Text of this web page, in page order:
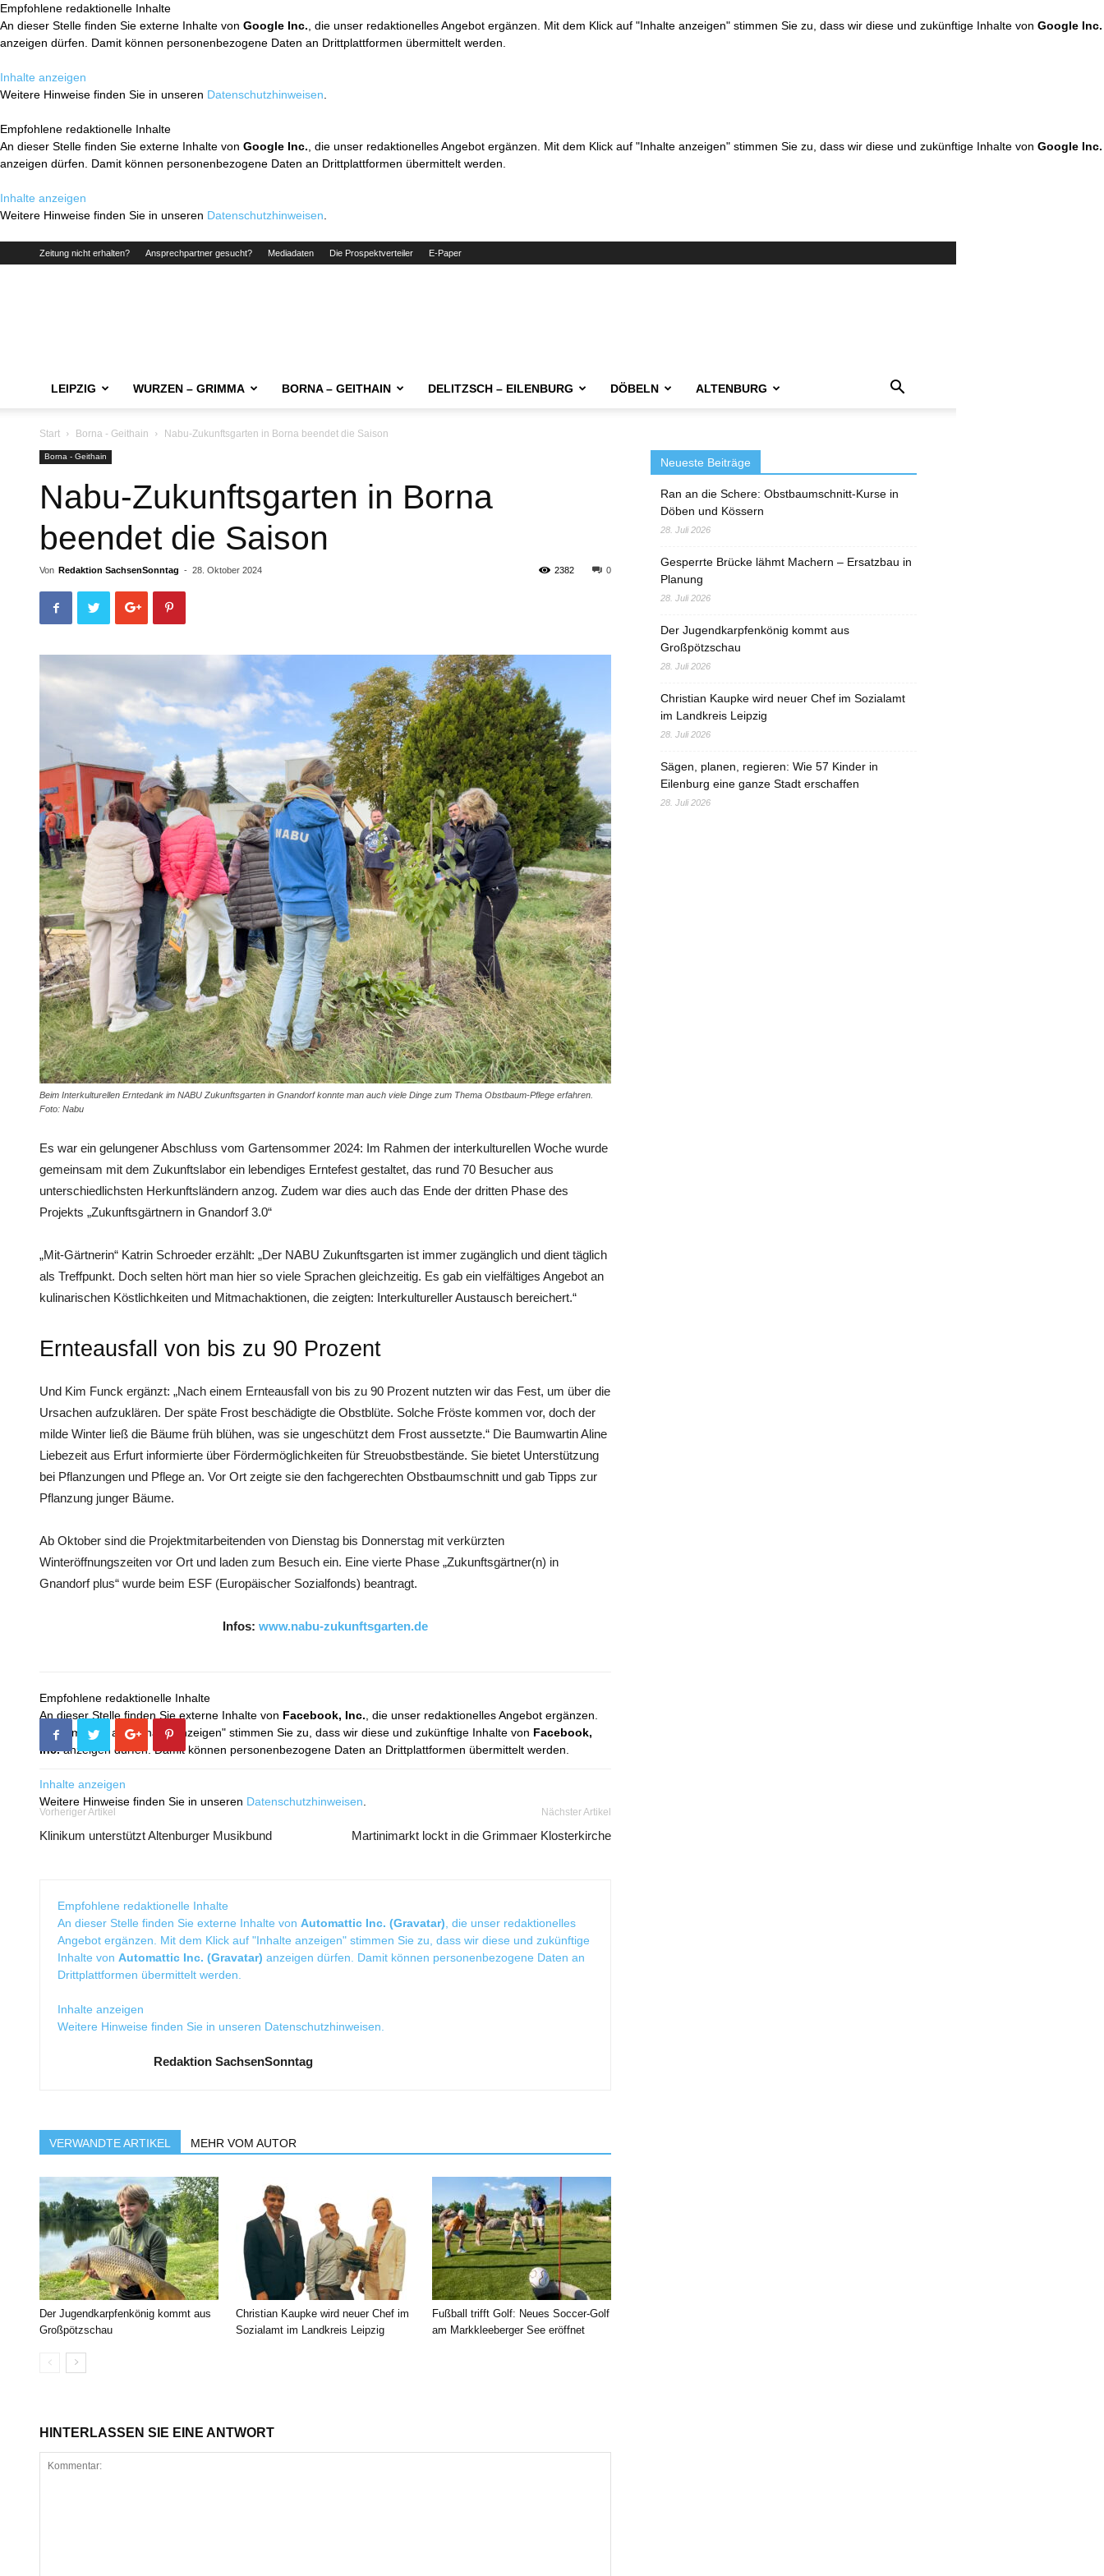
Empfohlene redaktionelle Inhalte
An dieser Stelle finden Sie externe Inhalte von Google Inc. , die unser redaktionelles Angebot ergänzen. Mit dem Klick auf "Inhalte anzeigen" stimmen Sie zu, dass wir diese und zukünftige Inhalte von Google Inc.
anzeigen dürfen. Damit können personenbezogene Daten an Drittplattformen übermittelt werden.
Inhalte anzeigen
Weitere Hinweise finden Sie in unseren Datenschutzhinweisen
Empfohlene redaktionelle Inhalte
An dieser Stelle finden Sie externe Inhalte von Google Inc. , die unser redaktionelles Angebot ergänzen. Mit dem Klick auf "Inhalte anzeigen" stimmen Sie zu, dass wir diese und zukünftige Inhalte von Google Inc.
anzeigen dürfen. Damit können personenbezogene Daten an Drittplattformen übermittelt werden.
Inhalte anzeigen
Weitere Hinweise finden Sie in unseren Datenschutzhinweisen
Zeitung nicht erhalten? Ansprechpartner gesucht? Mediadaten Die Prospektverteiler E-Paper
LEIPZIG WURZEN – GRIMMA BORNA – GEITHAIN DELITZSCH – EILENBURG DÖBELN ALTENBURG
Start Borna - Geithain Nabu-Zukunftsgarten in Borna beendet die Saison
Borna - Geithain
Nabu-Zukunftsgarten in Borna
beendet die Saison
Von Redaktion SachsenSonntag - 28. Oktober 2024 0
2382
Beim Interkulturellen Erntedank im NABU Zukunftsgarten in Gnandorf konnte man auch viele Dinge zum Thema Obstbaum-Pflege erfahren.
Foto: Nabu
Es war ein gelungener Abschluss vom Gartensommer 2024: Im Rahmen der interkulturellen Woche wurde
gemeinsam mit dem Zukunftslabor ein lebendiges Erntefest gestaltet, das rund 70 Besucher aus
unterschiedlichsten Herkunftsländern anzog. Zudem war dies auch das Ende der dritten Phase des
Projekts „Zukunftsgärtnern in Gnandorf 3.0“
„Mit-Gärtnerin“ Katrin Schroeder erzählt: „Der NABU Zukunftsgarten ist immer zugänglich und dient täglich
als Treffpunkt. Doch selten hört man hier so viele Sprachen gleichzeitig. Es gab ein vielfältiges Angebot an
kulinarischen Köstlichkeiten und Mitmachaktionen, die zeigten: Interkultureller Austausch bereichert.“
Ernteausfall von bis zu 90 Prozent
Und Kim Funck ergänzt: „Nach einem Ernteausfall von bis zu 90 Prozent nutzten wir das Fest, um über die
Ursachen aufzuklären. Der späte Frost beschädigte die Obstblüte. Solche Fröste kommen vor, doch der
milde Winter ließ die Bäume früh blühen, was sie ungeschützt dem Frost aussetzte.“ Die Baumwartin Aline
Liebezeit aus Erfurt informierte über Fördermöglichkeiten für Streuobstbestände. Sie bietet Unterstützung
bei Pflanzungen und Pflege an. Vor Ort zeigte sie den fachgerechten Obstbaumschnitt und gab Tipps zur
Pflanzung junger Bäume.
Ab Oktober sind die Projektmitarbeitenden von Dienstag bis Donnerstag mit verkürzten
Winteröffnungszeiten vor Ort und laden zum Besuch ein. Eine vierte Phase „Zukunftsgärtner(n) in
Gnandorf plus“ wurde beim ESF (Europäischer Sozialfonds) beantragt.
Infos: www.nabu-zukunftsgarten.de
Empfohlene redaktionelle Inhalte
An dieser Stelle finden Sie externe Inhalte von Facebook, Inc. , die unser redaktionelles Angebot ergänzen.
Mit dem Klick auf "Inhalte anzeigen" stimmen Sie zu, dass wir diese und zukünftige Inhalte von Facebook,
Inc.anzeigen dürfen. Damit können personenbezogene Daten an Drittplattformen übermittelt werden.
Inhalte anzeigen
Weitere Hinweise finden Sie in unseren Datenschutzhinweisen
Vorheriger Artikel
Klinikum unterstützt Altenburger Musikbund
Nächster Artikel
Martinimarkt lockt in die Grimmaer Klosterkirche
Empfohlene redaktionelle Inhalte
An dieser Stelle finden Sie externe Inhalte von Automattic Inc. (Gravatar) , die unser redaktionelles
Angebot ergänzen. Mit dem Klick auf "Inhalte anzeigen" stimmen Sie zu, dass wir diese und zukünftige
Inhalte von Automattic Inc. (Gravatar) anzeigen dürfen. Damit können personenbezogene Daten an
Drittplattformen übermittelt werden.
Inhalte anzeigen
Weitere Hinweise finden Sie in unseren Datenschutzhinweisen
Redaktion SachsenSonntag
VERWANDTE ARTIKEL MEHR VOM AUTOR
Der Jugendkarpfenkönig kommt aus
Großpötzschau
Christian Kaupke wird neuer Chef im
Sozialamt im Landkreis Leipzig
Fußball trifft Golf: Neues Soccer-Golf
am Markkleeberger See eröffnet
HINTERLASSEN SIE EINE ANTWORT
Neueste Beiträge
Ran an die Schere: Obstbaumschnitt-Kurse in
Döben und Kössern
28. Juli 2026
Gesperrte Brücke lähmt Machern – Ersatzbau in
Planung
28. Juli 2026
Der Jugendkarpfenkönig kommt aus
Großpötzschau
28. Juli 2026
Christian Kaupke wird neuer Chef im Sozialamt
im Landkreis Leipzig
28. Juli 2026
Sägen, planen, regieren: Wie 57 Kinder in
Eilenburg eine ganze Stadt erschaffen
28. Juli 2026